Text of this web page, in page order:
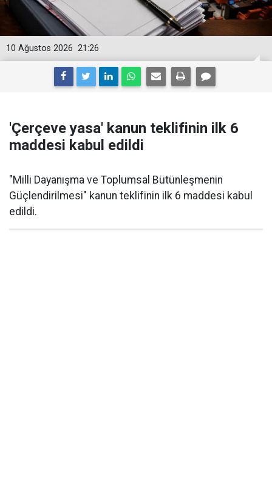
21:26
10 Ağustos 2026
'Çerçeve yasa' kanun teklifinin ilk 6
maddesi kabul edildi
"Milli Dayanışma ve Toplumsal Bütünleşmenin
Güçlendirilmesi" kanun teklifinin ilk 6 maddesi kabul
edildi.